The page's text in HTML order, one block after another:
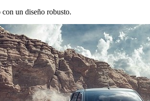
un diseño robusto.